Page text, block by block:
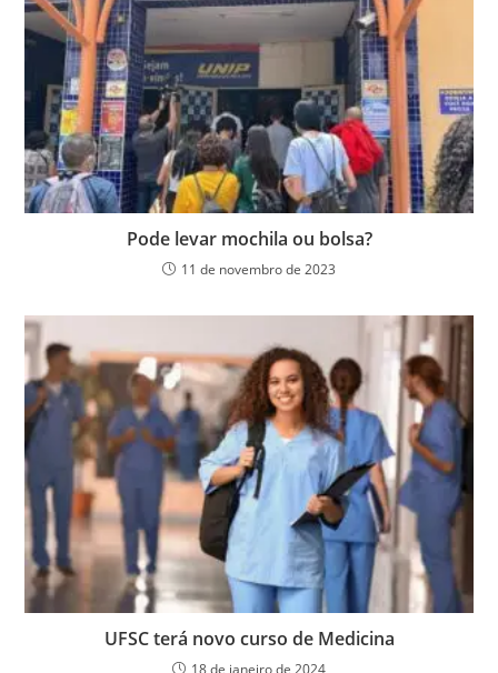
Pode levar mochila ou bolsa?
11 de novembro de 2023
UFSC terá novo curso de Medicina